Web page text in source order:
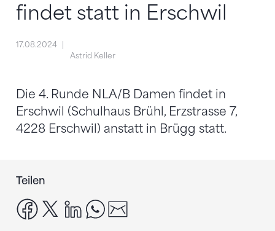
findet statt in Erschwil
17.08.2024
Astrid Keller
Die 4. Runde NLA/B Damen findet in
Erschwil (Schulhaus Brühl, Erzstrasse 7,
4228 Erschwil) anstatt in Brügg statt.
Teilen
facebook
x linkedinwhatsapp